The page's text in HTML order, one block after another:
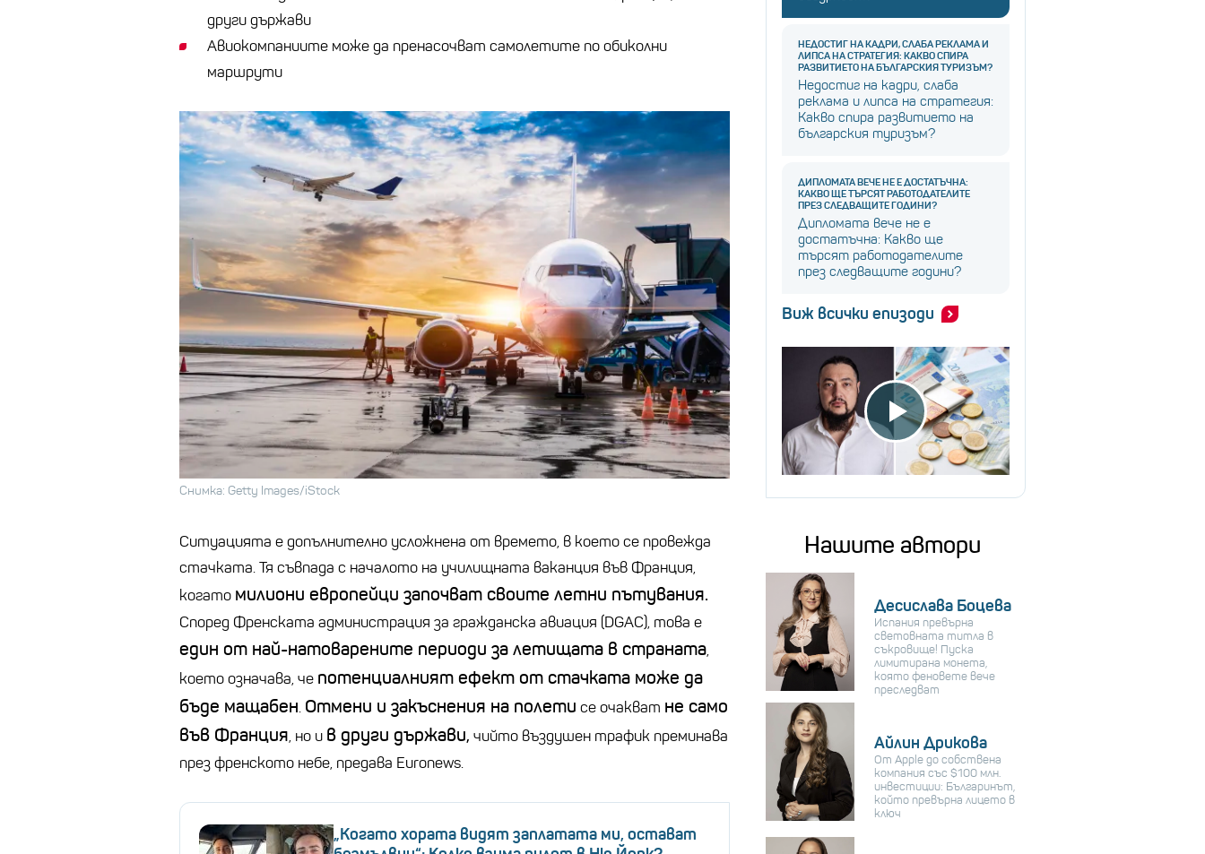
други държави
Aвиокомпаниите може да пренасочват самолетите по обиколни
маршрути
Снимка: Getty Images/iStock
Ситуацията е допълнително усложнена от времето, в което се провежда
стачката. Тя съвпада с началото на училищната ваканция във Франция,
когато милиони европейци започват своите летни пътувания.
Според Френската администрация за гражданска авиация (DGAC), това е
един от най-натоварените периоди за летищата в страната,
което означава, че потенциалният ефект от стачката може да
бъде мащабен. Отмени и закъснения на полети се очакват не само
във Франция, но и в други държави, чийто въздушен трафик преминава
през френското небе, предава Euronews.
„Когато хората видят заплатата ми, остават
НЕДОСТИГ НА КАДРИ, СЛАБА РЕКЛАМА И
ЛИПСА НА СТРАТЕГИЯ: КАКВО СПИРА
РАЗВИТИЕТО НА БЪЛГАРСКИЯ ТУРИЗЪМ?
Недостиг на кадри, слаба
реклама и липса на стратегия:
Какво спира развитието на
българския туризъм?
ДИПЛОМАТА ВЕЧЕ НЕ Е ДОСТАТЪЧНА:
КАКВО ЩЕ ТЪРСЯТ РАБОТОДАТЕЛИТЕ
ПРЕЗ СЛЕДВАЩИТЕ ГОДИНИ?
Дипломата вече не е
достатъчна: Какво ще
търсят работодателите
през следващите години?
Виж всички епизоди
Нашите автори
Десислава Боцева
Испания превърна
световната титла в
съкровище! Пуска
лимитирана монета,
която феновете вече
преследват
Айлин Дрикова
От Apple до собствена
компания със $100 млн.
инвестиции: Българинът,
който превърна лицето в
ключ